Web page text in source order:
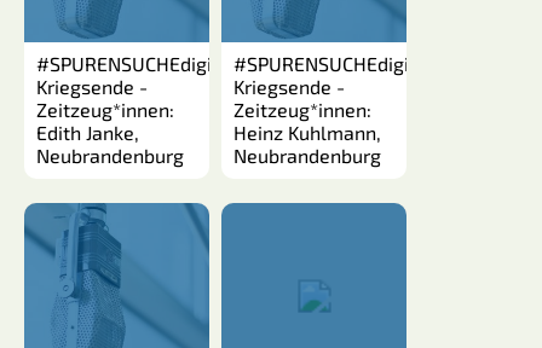
#SPURENSUCHEdigital:
Kriegsende -
Zeitzeug*innen:
Edith Janke,
Neubrandenburg
#SPURENSUCHEdigital:
Kriegsende -
Zeitzeug*innen:
Heinz Kuhlmann,
Neubrandenburg